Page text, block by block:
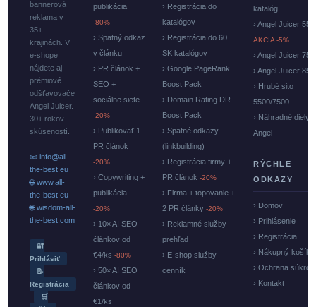
bannerová
reklama v
35+
krajinách. V
e-shope
nájdete aj
prémiové
odšťavovače
Angel Juicer.
30+ rokov
skúseností.
📧 info@all-
the-best.eu
🌐 www.all-
the-best.eu
🌐 wisdom-all-
the-best.com
🔐
Prihlásiť
📝
Registrácia
🛒
publikácia
-80%
› Spätný odkaz
v článku
› PR článok +
SEO +
sociálne siete
-20%
› Publikovať 1
PR článok
-20%
› Copywriting +
publikácia
-20%
› 10× AI SEO
článkov od
€4/ks -80%
› 50× AI SEO
článkov od
€1/ks
› Registrácia do
katalógov
› Registrácia do 60
SK katalógov
› Google PageRank
Boost Pack
› Domain Rating DR
Boost Pack
› Spätné odkazy
(linkbuilding)
› Registrácia firmy +
PR článok -20%
› Firma + topovanie +
2 PR články -20%
› Reklamné služby -
prehľad
› E-shop služby -
cenník
katalóg
› Angel Juicer
AKCIA -5%
› Angel Juicer
› Angel Juicer
› Hrubé sito
5500/7500
› Náhradné diely
Angel
RÝCHLE
ODKAZY
› Domov
› Prihlásenie
› Registrácia
› Nákupný košík
› Ochrana
› Kontakt